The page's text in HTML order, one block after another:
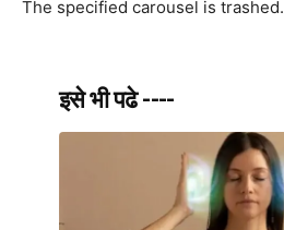
The specified carousel is trashed.
इसे भी पढे ----